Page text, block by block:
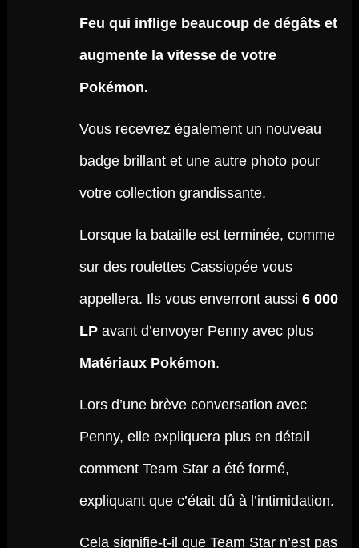
Feu qui inflige beaucoup de dégâts et
augmente la vitesse de votre
Pokémon.
Vous recevrez également un nouveau
badge brillant et une autre photo pour
votre collection grandissante.
Lorsque la bataille est terminée, comme
sur des roulettes Cassiopée vous
appellera. Ils vous enverront aussi 6 000
LPavant d’envoyer Penny avec plus
Matériaux Pokémon.
Lors d’une brève conversation avec
Penny, elle expliquera plus en détail
comment Team Star a été formé,
expliquant que c’était dû à l’intimidation.
Cela signifie-t-il que Team Star n’est pas